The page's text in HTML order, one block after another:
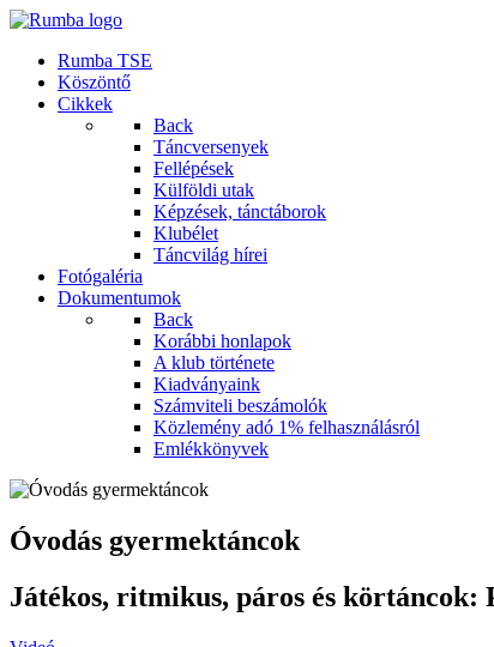
Rumba TSE
Köszöntő
Cikkek
Back
Táncversenyek
Fellépések
Külföldi utak
Képzések, tánctáborok
Klubélet
Táncvilág hírei
Fotógaléria
Dokumentumok
Back
Korábbi honlapok
A klub története
Kiadványaink
Számviteli beszámolók
Közlemény adó 1% felhasználásról
Emlékkönyvek
Óvodás gyermektáncok
Játékos, ritmikus, páros és körtáncok: